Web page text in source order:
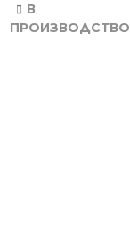
В
ПРОИЗВОДСТВО